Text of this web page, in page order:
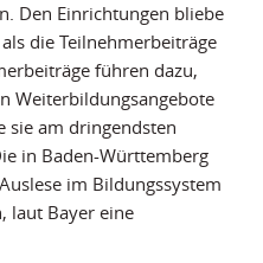
Den Einrichtungen bliebe
die Teilnehmerbeiträge
führen dazu,
Weiterbildungsangebote
sie am dringendsten
in Baden-Württemberg
im Bildungssystem
laut Bayer eine